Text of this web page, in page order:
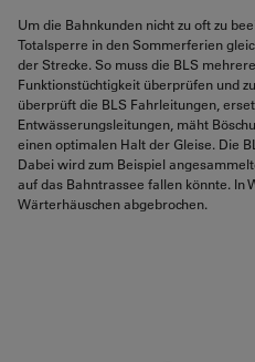
Um die Bahnkunden nicht zu oft zu
Totalsperre in den Sommerferien
der Strecke. So muss die BLS
Funktionstüchtigkeit überprüfen und
überprüft die BLS Fahrleitungen,
Entwässerungsleitungen, mäht
einen optimalen Halt der Gleise. Die
Dabei wird zum Beispiel
auf das Bahntrassee fallen könnte. In
Wärterhäuschen abgebrochen.